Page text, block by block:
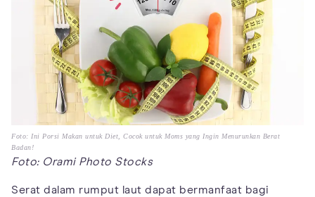
Foto: Ini Porsi Makan untuk Diet, Cocok untuk Moms yang Ingin Menurunkan Berat
Badan!
Foto: Orami Photo Stocks
Serat dalam rumput laut dapat bermanfaat bagi